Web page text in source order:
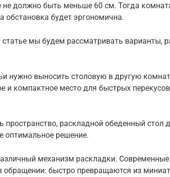
должно быть меньше 60 см. Тогда
обстановка будет эргономична.
мы будем рассматривать варианты,
нужно выносить столовую в другую
и компактное место для быстрых
пространство, раскладной обеденный стол
оптимальное решение.
механизм раскладки. Современные
обращении: быстро превращаются из